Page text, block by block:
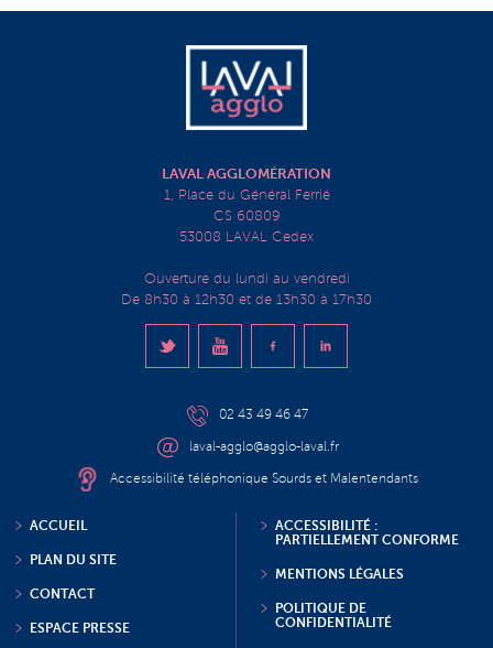
LAVAL AGGLOMÉRATION
1, Place du Général Ferrié
CS 60809
53008 LAVAL Cedex
Ouverture du lundi au vendredi
De 8h30 à 12h30 et de 13h30 à 17h30
02 43 49 46 47
laval-agglo@agglo-laval.fr
Accessibilité téléphonique Sourds et Malentendants
ACCUEIL
PLAN DU SITE
CONTACT
ESPACE PRESSE
ACCESSIBILITÉ :
PARTIELLEMENT CONFORME
MENTIONS LÉGALES
POLITIQUE DE
CONFIDENTIALITÉ